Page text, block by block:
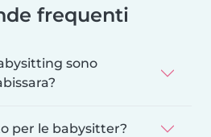
frequenti
sono
per le babysitter?